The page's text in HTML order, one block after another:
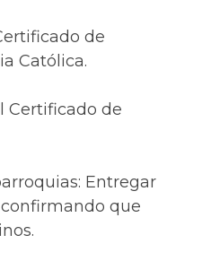
de
Católica.
Certificado de
Entregar
que